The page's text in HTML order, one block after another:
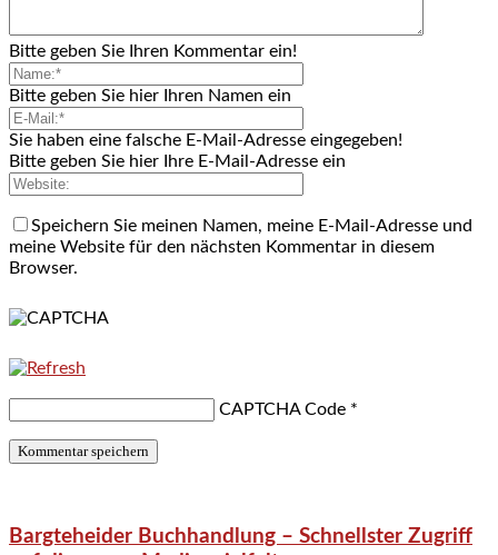
Bitte geben Sie Ihren Kommentar ein!
Bitte geben Sie hier Ihren Namen ein
Sie haben eine falsche E-Mail-Adresse eingegeben!
Bitte geben Sie hier Ihre E-Mail-Adresse ein
Speichern Sie meinen Namen, meine E-Mail-Adresse und
meine Website für den nächsten Kommentar in diesem
Browser.
CAPTCHA Code *
Bargteheider Buchhandlung – Schnellster Zugriff